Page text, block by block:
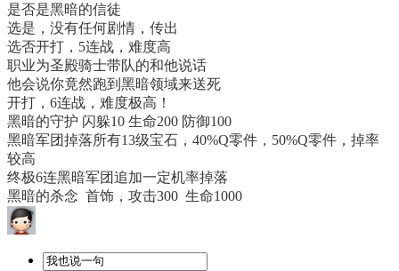
是否是黑暗的信徒
选是，没有任何剧情，传出
选否开打，5连战，难度高
职业为圣殿骑士带队的和他说话
他会说你竟然跑到黑暗领域来送死
开打，6连战，难度极高！
黑暗的守护 闪躲10 生命200 防御100
黑暗军团掉落所有13级宝石，40%Q零件，50%Q零件，掉率
较高
终极6连黑暗军团追加一定机率掉落
黑暗的杀念 首饰，攻击300 生命1000